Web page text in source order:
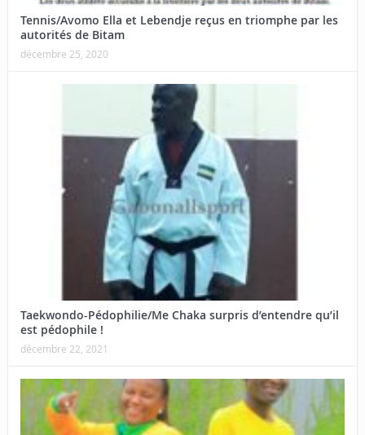
Tennis/Avomo Ella et Lebendje reçus en triomphe par les
autorités de Bitam
décembre 25, 2020
Taekwondo-Pédophilie/Me Chaka surpris d’entendre qu’il
est pédophile !
décembre 22, 2021